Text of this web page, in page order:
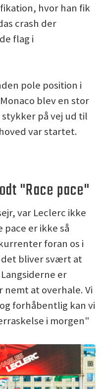
hvor han fik
crash der
flag i
pole position i
blev en stor
på vej ud til
var startet.
"Race pace"
var Leclerc ikke
pace er ikke så
foran os i
det bliver svært at
er
nemt at overhale. Vi
forhåbentlig kan vi
i morgen"